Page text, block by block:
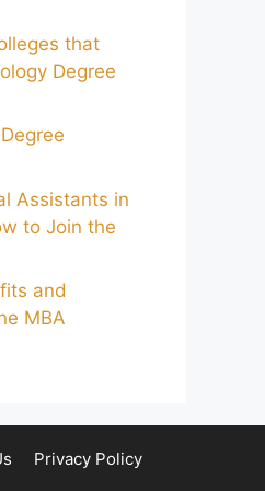
that
Degree
Assistants in
to Join the
and
MBA
Privacy Policy